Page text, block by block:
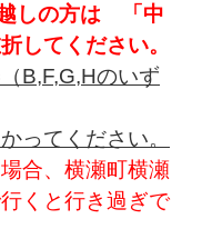
しの方は 「中
してください。
B,F,G,Hのいず
ってください。
合、横瀬町横瀬
くと行き過ぎで